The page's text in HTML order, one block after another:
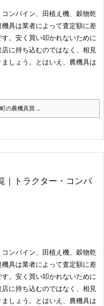
コンバイン、田植え機、穀物乾
具は業者によって査定額に差
。 安く買い叩かれないために
店に持ち込むのではなく、相見
しょう。
とはいえ、農機具は
の農機具買 ...
｜トラクター・コンバ
コンバイン、田植え機、穀物乾
具は業者によって査定額に差
。 安く買い叩かれないために
店に持ち込むのではなく、相見
しょう。
とはいえ、農機具は